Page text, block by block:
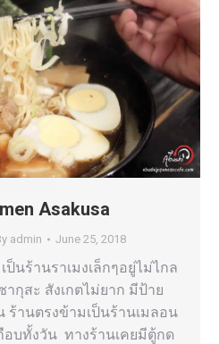
Asakusa
admin June 25, 2018
ป็นร้านราเมงเล็กๆอยู่ไม่ไกล
กุสะ สังเกตไม่ยาก มีป้าย
ร้านตรงข้ามเป็นร้านเมลอน
อบทั้งวัน ทางร้านเคยมีตู้กด